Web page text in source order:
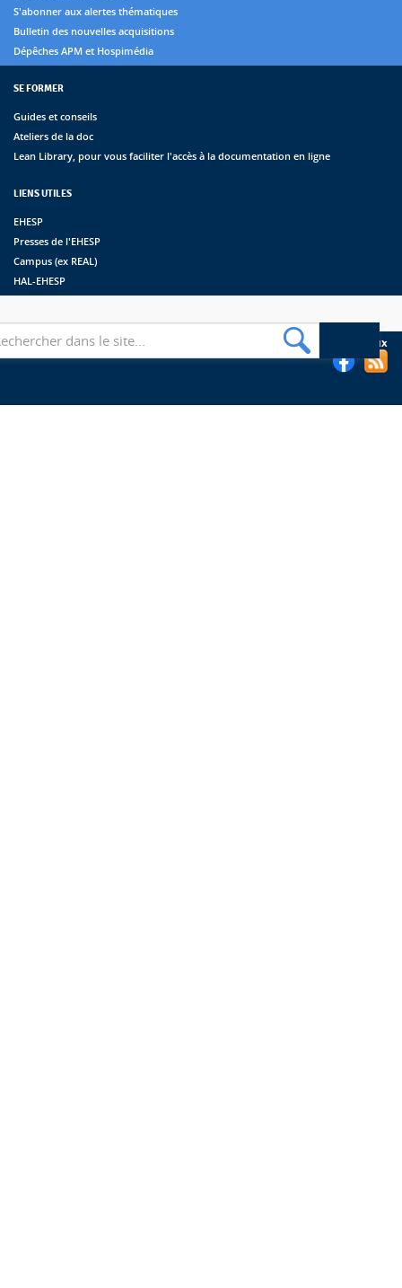
S'abonner aux alertes thématiques
Bulletin des nouvelles acquisitions
Dépêches APM et Hospimédia
SE FORMER
Guides et conseils
Ateliers de la doc
Lean Library, pour vous faciliter l'accès à la documentation en ligne
LIENS UTILES
EHESP
Presses de l'EHESP
Campus (ex REAL)
HAL-EHESP
Suivez les bibliothèques de l'EHESP sur les réseaux sociaux